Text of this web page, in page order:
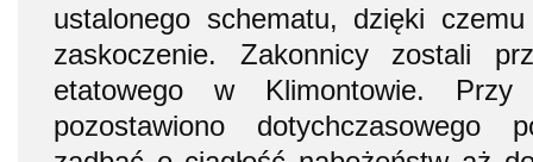
ustalonego schematu, dzięki
zaskoczenie. Zakonnicy zostali
etatowego w Klimontowie.
pozostawiono dotychczasowego